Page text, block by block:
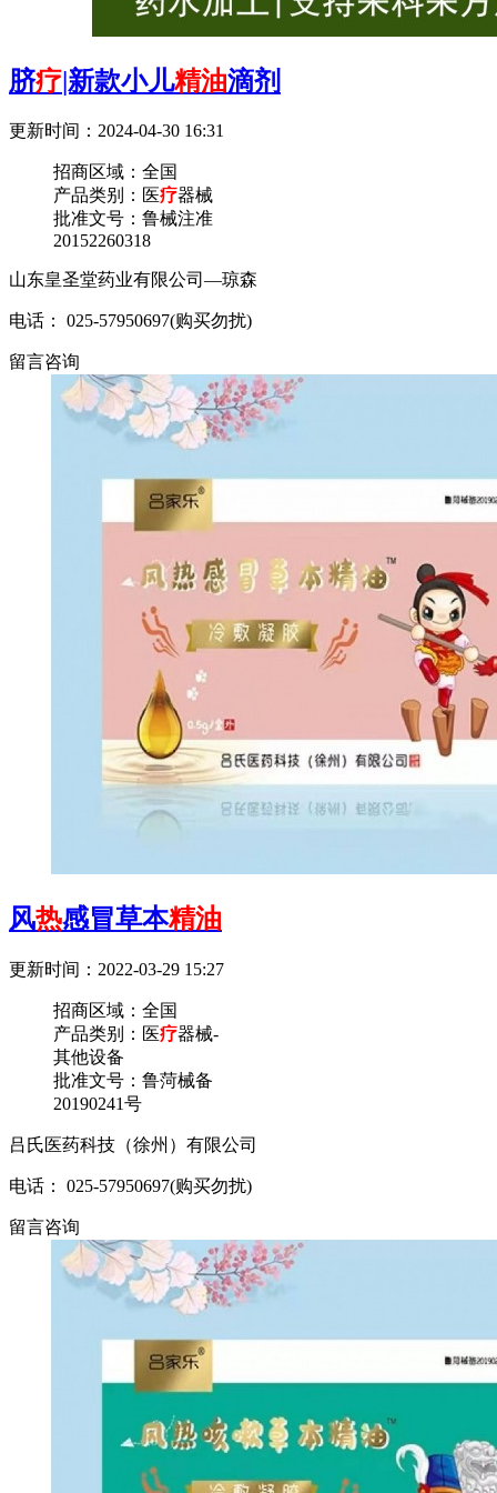
脐疗|新款小儿精油滴剂
更新时间：2024-04-30 16:31
招商区域： 全国
产品类别： 医疗器械
批准文号： 鲁械注准
20152260318
山东皇圣堂药业有限公司—琼森
电话： 025-57950697(购买勿扰)
留言咨询
风热感冒草本精油
更新时间：2022-03-29 15:27
招商区域： 全国
产品类别： 医疗器械-
其他设备
批准文号： 鲁菏械备
20190241号
吕氏医药科技（徐州）有限公司
电话： 025-57950697(购买勿扰)
留言咨询